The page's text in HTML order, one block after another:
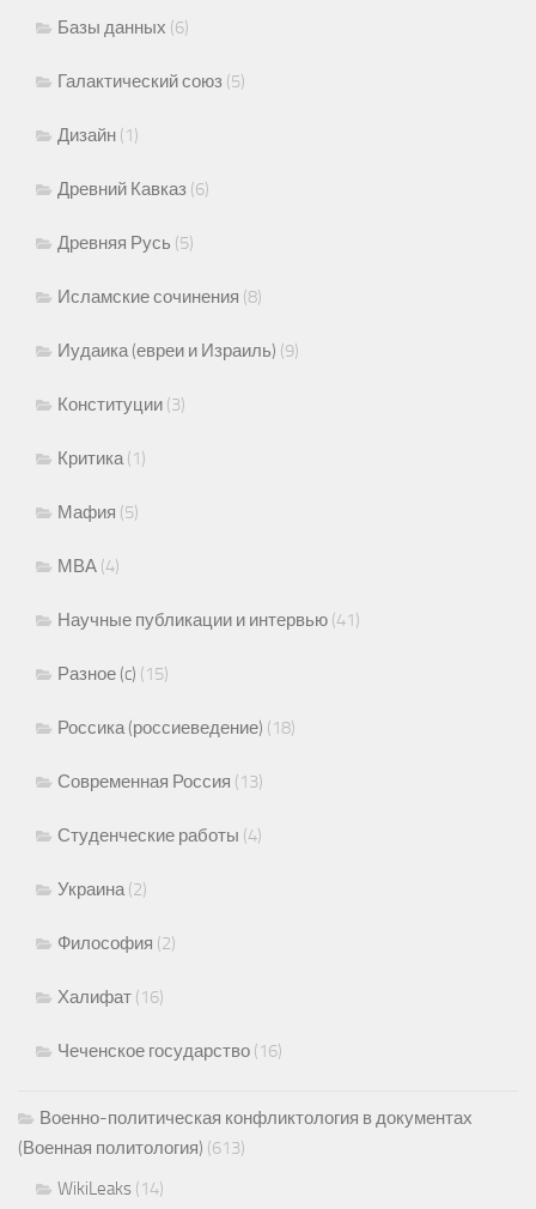
Базы данных (6)
Галактический союз (5)
Дизайн (1)
Древний Кавказ (6)
Древняя Русь (5)
Исламские сочинения (8)
Иудаика (евреи и Израиль) (9)
Конституции (3)
Критика(1)
Мафия (5)
МВА (4)
Научные публикации и интервью (41)
Разное (c) (15)
Россика (россиеведение) (18)
Современная Россия (13)
Студенческие работы (4)
Украина(2)
Философия (2)
Халифат (16)
Чеченское государство (16)
Военно-политическая конфликтология в документах
(Военная политология) (613)
WikiLeaks (14)